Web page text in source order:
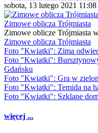
sobota, 13 lutego 2021 11:08
Zimowe oblicza Trójmiasta
Zimowe oblicze Trójmiasta
Zimowe oblicza Trójmiasta
Foto "Kwiatki": Zima
Foto "Kwiatki":
Gdańsku
Foto "Kwiatki": Gra w
Foto "Kwiatki": Temida na
Foto "Kwiatki": Szklane
więcej ...